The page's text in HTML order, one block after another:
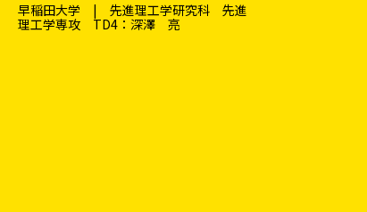
早稲田大学 | 先進理工学研究科 先進
理工学専攻 TD4：深澤 亮